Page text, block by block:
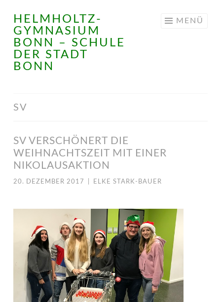
Springe
zum
Inhalt
HELMHOLTZ-
GYMNASIUM
BONN – SCHULE
DER STADT
BONN
MENÜ
SV
SV VERSCHÖNERT DIE
WEIHNACHTSZEIT MIT EINER
NIKOLAUSAKTION
20. DEZEMBER 2017 ELKE STARK-BAUER